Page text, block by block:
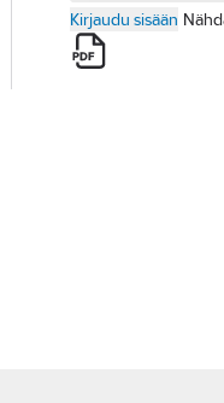
Kirjaudu sisään